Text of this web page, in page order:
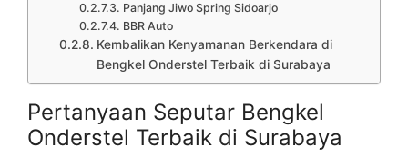
Panjang Jiwo Spring Sidoarjo
BBR Auto
Kembalikan Kenyamanan Berkendara di
Bengkel Onderstel Terbaik di Surabaya
Pertanyaan Seputar Bengkel
Onderstel Terbaik di Surabaya